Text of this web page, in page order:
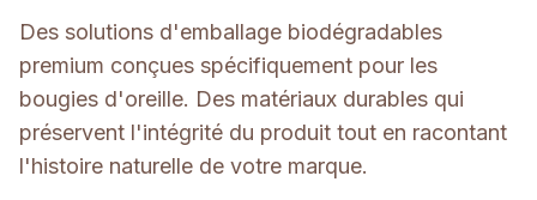
Des solutions d'emballage biodégradables
premium conçues spécifiquement pour les
bougies d'oreille. Des matériaux durables qui
préservent l'intégrité du produit tout en racontant
l'histoire naturelle de votre marque.